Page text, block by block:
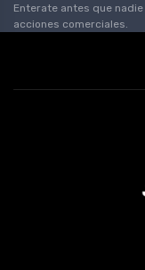
Enterate antes que
acciones comerciales.